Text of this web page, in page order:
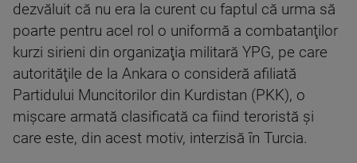
dezvăluit că nu era la curent cu faptul că urma să
poarte pentru acel rol o uniformă a combatanţilor
kurzi sirieni din organizaţia militară YPG, pe care
autorităţile de la Ankara o consideră afiliată
Partidului Muncitorilor din Kurdistan (PKK), o
mişcare armată clasificată ca fiind teroristă şi
care este, din acest motiv, interzisă în Turcia.